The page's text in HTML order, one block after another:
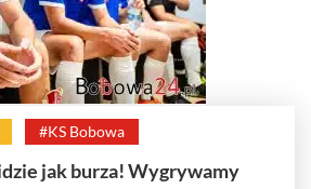
#KS Bobowa
jak burza! Wygrywamy